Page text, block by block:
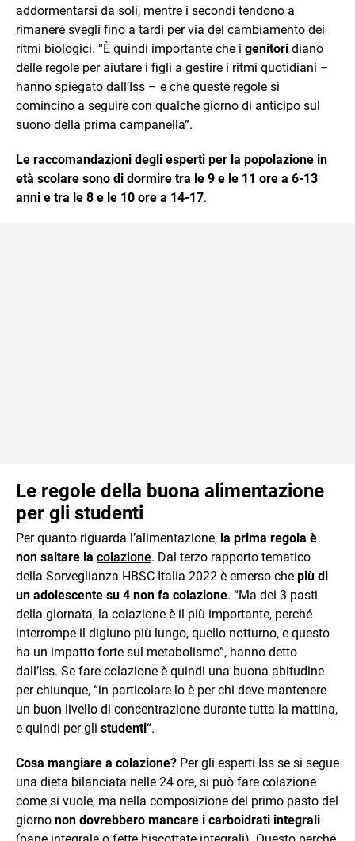
addormentarsi da soli, mentre i secondi tendono a
rimanere svegli fino a tardi per via del cambiamento dei
ritmi biologici. “È quindi importante che i genitori diano
delle regole per aiutare i figli a gestire i ritmi quotidiani –
hanno spiegato dall’Iss – e che queste regole si
comincino a seguire con qualche giorno di anticipo sul
suono della prima campanella”.
Le raccomandazioni degli esperti per la popolazione in
età scolare sono di dormire tra le 9 e le 11 ore a 6-13
anni e tra le 8 e le 10 ore a 14-17.
Le regole della buona alimentazione
per gli studenti
Per quanto riguarda l’alimentazione, la prima regola è
non saltare la colazione. Dal terzo rapporto tematico
della Sorveglianza HBSC-Italia 2022 è emerso che più di
un adolescente su 4 non fa colazione. “Ma dei 3 pasti
della giornata, la colazione è il più importante, perché
interrompe il digiuno più lungo, quello notturno, e questo
ha un impatto forte sul metabolismo”, hanno detto
dall’Iss. Se fare colazione è quindi una buona abitudine
per chiunque, “in particolare lo è per chi deve mantenere
un buon livello di concentrazione durante tutta la mattina,
e quindi per gli studenti“.
Cosa mangiare a colazione? Per gli esperti Iss se si segue
una dieta bilanciata nelle 24 ore, si può fare colazione
come si vuole, ma nella composizione del primo pasto del
giorno non dovrebbero mancare i carboidrati integrali